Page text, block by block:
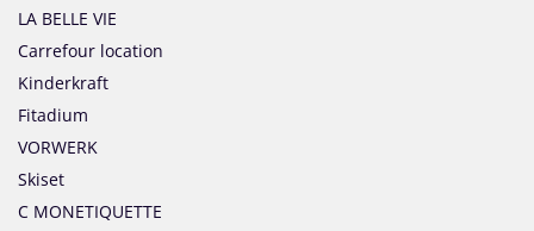
LA BELLE VIE
Carrefour location
Kinderkraft
Fitadium
VORWERK
Skiset
C MONETIQUETTE